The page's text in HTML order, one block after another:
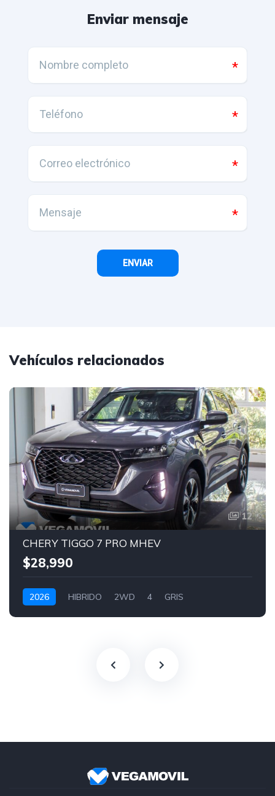
Enviar mensaje
Vehículos relacionados
12
CHERY TIGGO 7 PRO MHEV
$28,990
2026 HIBRIDO 2WD 4 GRIS